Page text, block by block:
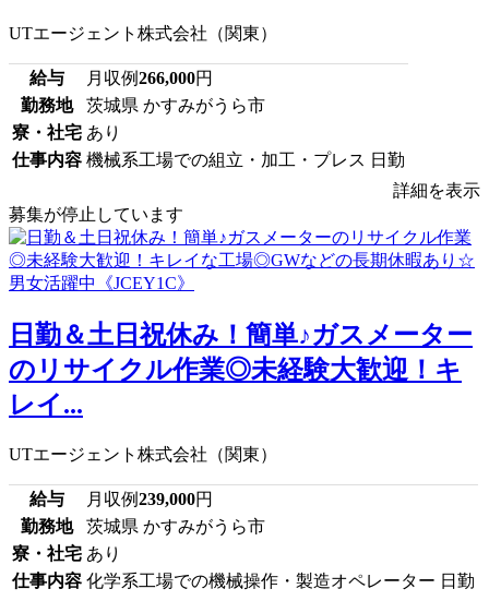
UTエージェント株式会社（関東）
給与 月収例266,000円
勤務地
茨城県 かすみがうら市
寮・社宅 あり
仕事内容 機械系工場での組立・加工・プレス 日勤
詳細を表示
募集が停止しています
日勤＆土日祝休み！簡単♪ガスメーター
のリサイクル作業◎未経験大歓迎！キ
レイ...
UTエージェント株式会社（関東）
給与 月収例239,000円
勤務地
茨城県 かすみがうら市
寮・社宅 あり
仕事内容 化学系工場での機械操作・製造オペレーター 日勤